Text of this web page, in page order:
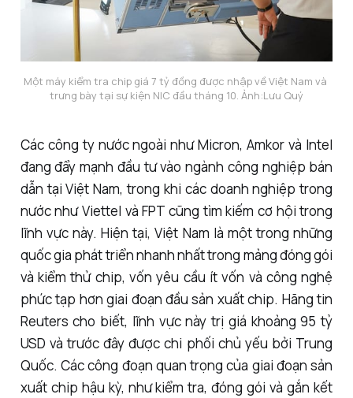
Một máy kiểm tra chip giá 7 tỷ đồng được nhập về Việt Nam và
trưng bày tại sự kiện NIC đầu tháng 10. Ảnh:Lưu Quý
Các công ty nước ngoài như Micron, Amkor và Intel
đang đẩy mạnh đầu tư vào ngành công nghiệp bán
dẫn tại Việt Nam, trong khi các doanh nghiệp trong
nước như Viettel và FPT cũng tìm kiếm cơ hội trong
lĩnh vực này. Hiện tại, Việt Nam là một trong những
quốc gia phát triển nhanh nhất trong mảng đóng gói
và kiểm thử chip, vốn yêu cầu ít vốn và công nghệ
phức tạp hơn giai đoạn đầu sản xuất chip. Hãng tin
Reuters cho biết, lĩnh vực này trị giá khoảng 95 tỷ
USD và trước đây được chi phối chủ yếu bởi Trung
Quốc. Các công đoạn quan trọng của giai đoạn sản
xuất chip hậu kỳ, như kiểm tra, đóng gói và gắn kết